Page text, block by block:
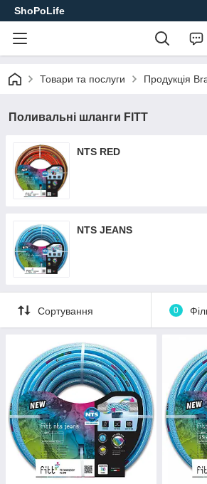
ShoPoLife
Товари та послуги Продукція
Поливальні шланги FITT
NTS RED
NTS JEANS
Сортування 0